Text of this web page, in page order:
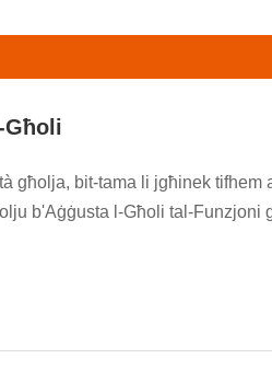
Għoli
għolja, bit-tama li jgħinek
b'Aġġusta l-Għoli tal-